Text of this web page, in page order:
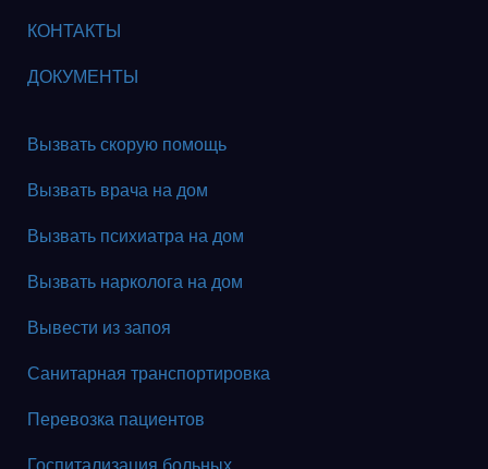
КОНТАКТЫ
ДОКУМЕНТЫ
Вызвать скорую помощь
Вызвать врача на дом
Вызвать психиатра на дом
Вызвать нарколога на дом
Вывести из запоя
Санитарная транспортировка
Перевозка пациентов